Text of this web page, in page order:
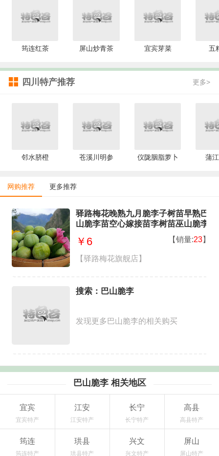
筠连红茶 屏山炒青茶 宜宾芽菜 五
四川特产推荐 更多>
邻水脐橙 苍溪川明参 仪陇胭脂萝卜 蒲
网购推荐 更多推荐
驿路梅花晚熟九月脆李子树苗早熟巴
山脆李苗空心嫁接苗李树苗巫山脆李
70cm(含)-79cm(含)
￥6 【销量:23】
【驿路梅花旗舰店】
搜索：巴山脆李
发现更多巴山脆李的相关购买
巴山脆李 相关地区
宜宾
宜宾特产
江安
江安特产
长宁
长宁特产
高县
高县特产
筠连
筠连特产
珙县
珙县特产
兴文
兴文特产
屏山
屏山特产